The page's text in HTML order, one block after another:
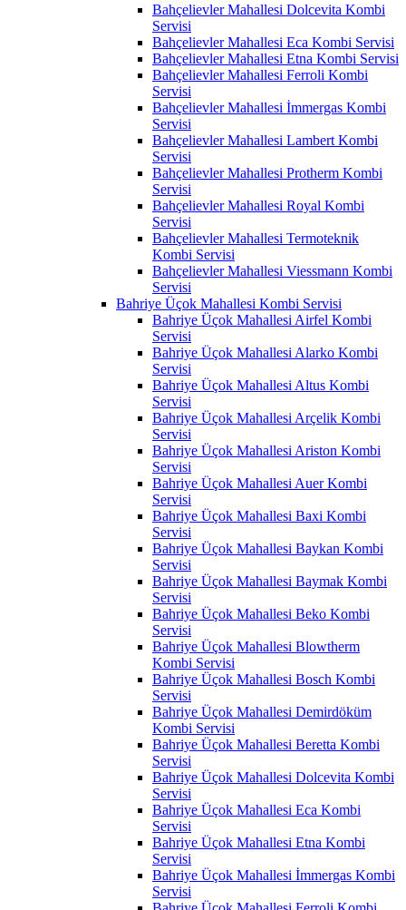
Bahçelievler Mahallesi Dolcevita Kombi
Servisi
Bahçelievler Mahallesi Eca Kombi Servisi
Bahçelievler Mahallesi Etna Kombi Servisi
Bahçelievler Mahallesi Ferroli Kombi
Servisi
Bahçelievler Mahallesi İmmergas Kombi
Servisi
Bahçelievler Mahallesi Lambert Kombi
Servisi
Bahçelievler Mahallesi Protherm Kombi
Servisi
Bahçelievler Mahallesi Royal Kombi
Servisi
Bahçelievler Mahallesi Termoteknik
Kombi Servisi
Bahçelievler Mahallesi Viessmann Kombi
Servisi
Bahriye Üçok Mahallesi Kombi Servisi
Bahriye Üçok Mahallesi Airfel Kombi
Servisi
Bahriye Üçok Mahallesi Alarko Kombi
Servisi
Bahriye Üçok Mahallesi Altus Kombi
Servisi
Bahriye Üçok Mahallesi Arçelik Kombi
Servisi
Bahriye Üçok Mahallesi Ariston Kombi
Servisi
Bahriye Üçok Mahallesi Auer Kombi
Servisi
Bahriye Üçok Mahallesi Baxi Kombi
Servisi
Bahriye Üçok Mahallesi Baykan Kombi
Servisi
Bahriye Üçok Mahallesi Baymak Kombi
Servisi
Bahriye Üçok Mahallesi Beko Kombi
Servisi
Bahriye Üçok Mahallesi Blowtherm
Kombi Servisi
Bahriye Üçok Mahallesi Bosch Kombi
Servisi
Bahriye Üçok Mahallesi Demirdöküm
Kombi Servisi
Bahriye Üçok Mahallesi Beretta Kombi
Servisi
Bahriye Üçok Mahallesi Dolcevita Kombi
Servisi
Bahriye Üçok Mahallesi Eca Kombi
Servisi
Bahriye Üçok Mahallesi Etna Kombi
Servisi
Bahriye Üçok Mahallesi İmmergas Kombi
Servisi